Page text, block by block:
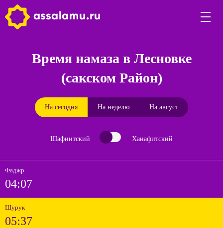
Время намаза в Лесновке
(сакском Район)
На сегодня На неделю На август
Шафиитский Ханафитский
Фаджр
04:07
Шурук
05:37